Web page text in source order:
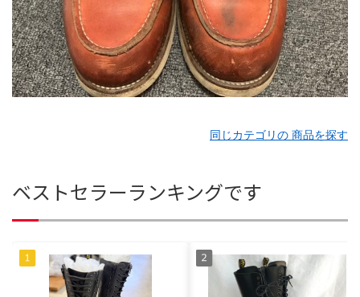
同じカテゴリの 商品を探す
ベストセラーランキングです